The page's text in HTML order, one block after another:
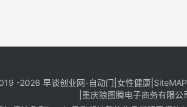
-2026 早谈创业网-自动门 女性健康|
重庆狼图腾电子商务有限公